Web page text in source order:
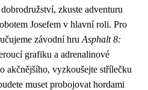
zkuste adventuru
Josefem v hlavní roli. Pro
závodní hru Asphalt 8:
grafiku a adrenalinové
akčnějšího, vyzkoušejte střílečku
muset probojovat hordami